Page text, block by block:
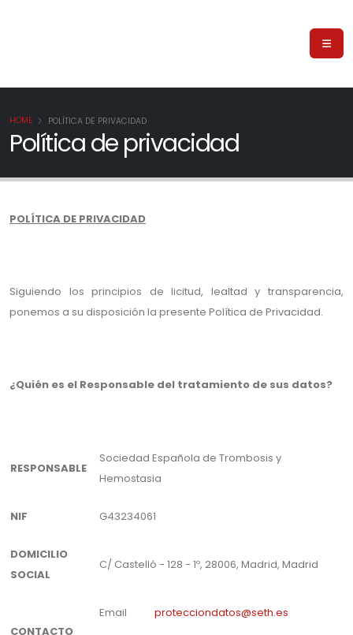
HOME POLÍTICA DE PRIVACIDAD
Política de privacidad
POLÍTICA DE PRIVACIDAD
Siguiendo los principios de licitud, lealtad y transparencia,
ponemos a su disposición la presente Política de Privacidad.
¿Quién es el Responsable del tratamiento de sus datos?
RESPONSABLE
Sociedad Española de Trombosis y
Hemostasia
NIF G43234061
DOMICILIO
SOCIAL
C/ Castelló - 128 - 1º, 28006, Madrid, Madrid
CONTACTO
Email protecciondatos@seth.es